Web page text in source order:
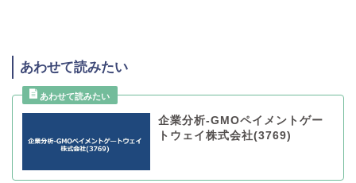
あわせて読みたい
企業分析-GMOペイメントゲー
トウェイ株式会社(3769)